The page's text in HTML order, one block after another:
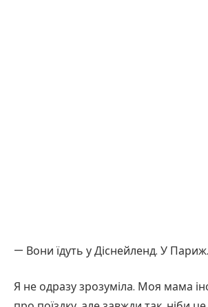
— Вони їдуть у Діснейленд. У
Я не одразу зрозуміла. Моя мама